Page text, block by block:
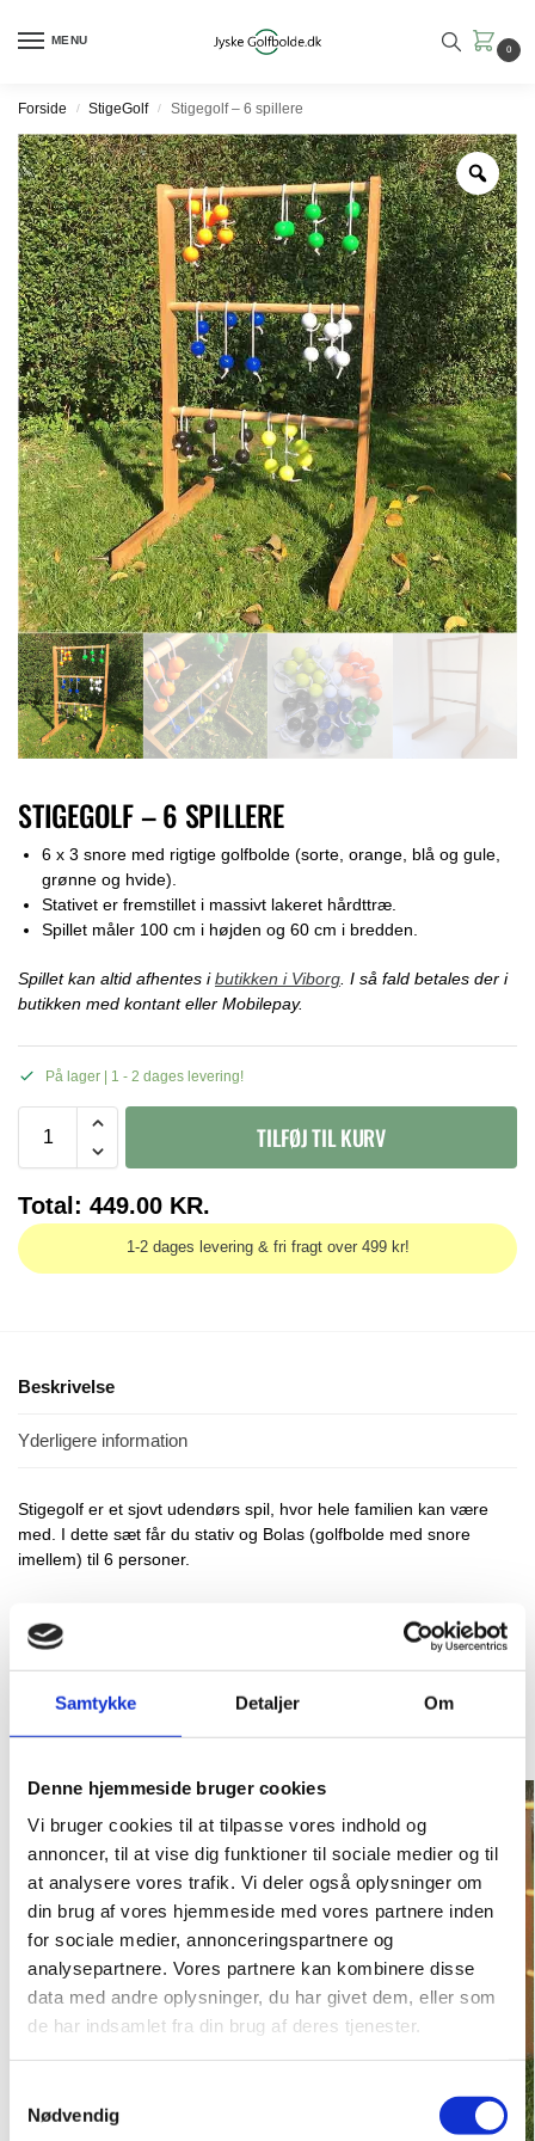
Samtykke Detaljer Om
Denne hjemmeside bruger cookies
Vi bruger cookies til at tilpasse vores indhold og
annoncer, til at vise dig funktioner til sociale medier og til
at analysere vores trafik. Vi deler også oplysninger om
din brug af vores hjemmeside med vores partnere inden
for sociale medier, annonceringspartnere og
analysepartnere. Vores partnere kan kombinere disse
data med andre oplysninger, du har givet dem, eller som
de har indsamlet fra din brug af deres tjenester.
Nødvendig
MENU
0
Forside / StigeGolf / Stigegolf – 6 spillere
STIGEGOLF – 6 SPILLERE
6 x 3 snore med rigtige golfbolde (sorte, orange, blå og gule,
grønne og hvide).
Stativet er fremstillet i massivt lakeret hårdttræ.
Spillet måler 100 cm i højden og 60 cm i bredden.
Spillet kan altid afhentes ibutikken i Viborg . I så fald betales der i
butikken med kontant eller Mobilepay.
På lager | 1 - 2 dages levering!
TILFØJ TIL KURV
Total: 449.00 KR.
1-2 dages levering & fri fragt over 499 kr!
Beskrivelse
Yderligere information
Stigegolf er et sjovt udendørs spil, hvor hele familien kan være
med. I dette sæt får du stativ og Bolas (golfbolde med snore
imellem) til 6 personer.
STIGEGOLF-6
RELATEREDE VARER